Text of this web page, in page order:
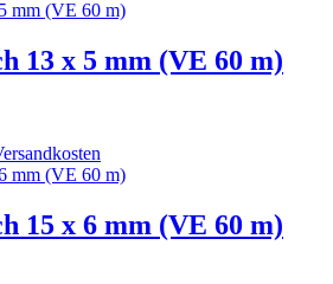
13 x 5 mm (VE 60 m)
15 x 6 mm (VE 60 m)